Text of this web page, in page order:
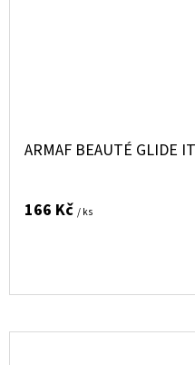
ARMAF BEAUTÉ GLIDE
166 Kč / ks